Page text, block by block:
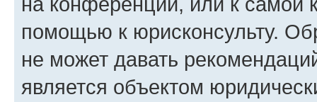
помощью к юрисконсульту.
не может давать
является объектом